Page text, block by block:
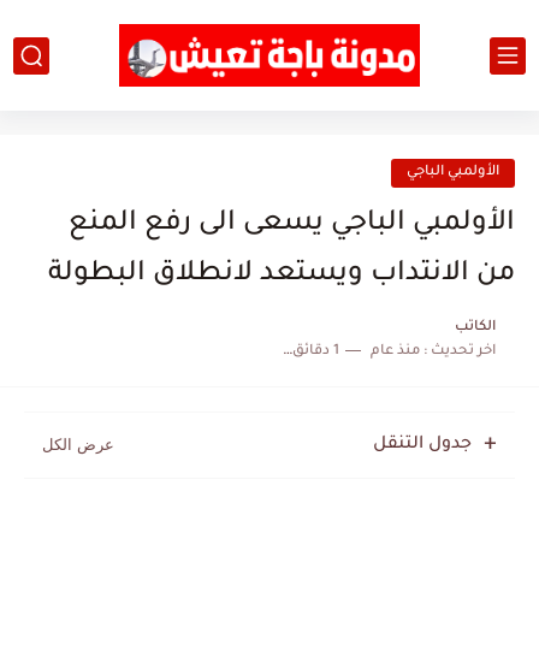
الأولمبي الباجي
الأولمبي الباجي يسعى الى رفع المنع
من الانتداب ويستعد لانطلاق البطولة
الكاتب
اخر تحديث :منذ عام 1 دقائق للقراءة
جدول التنقل